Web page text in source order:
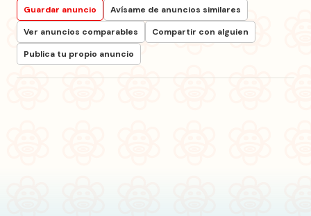
Guardar anuncio
Avísame de anuncios similares
Ver anuncios comparables
Compartir con alguien
Publica tu propio anuncio